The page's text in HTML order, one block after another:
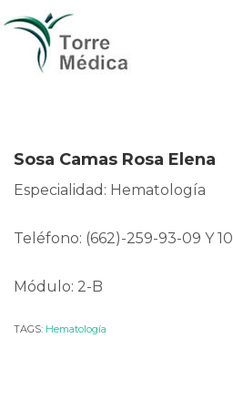
Sosa Camas Rosa Elena
Especialidad: Hematología
Teléfono: (662)-259-93-09 Y 10
Módulo: 2-B
TAGS: Hematología